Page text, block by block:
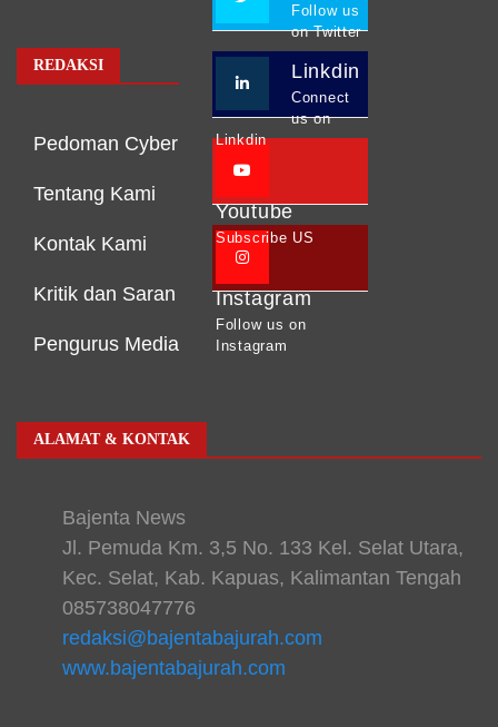
REDAKSI
Pedoman Cyber
Tentang Kami
Kontak Kami
Kritik dan Saran
Pengurus Media
Follow us
on Twitter
Linkdin
Connect
us on
Linkdin
Youtube
Subscribe US
Instagram
Follow us on
Instagram
ALAMAT & KONTAK
Bajenta News
Jl. Pemuda Km. 3,5 No. 133 Kel. Selat Utara,
Kec. Selat, Kab. Kapuas, Kalimantan Tengah
085738047776
redaksi@bajentabajurah.com
www.bajentabajurah.com